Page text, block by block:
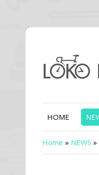
HOME
Home » NEWS »